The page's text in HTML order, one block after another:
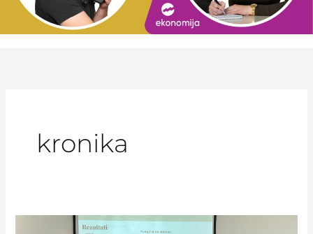
kronika